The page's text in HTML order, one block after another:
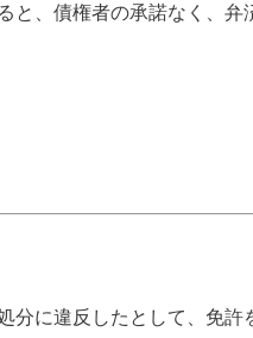
と、債権者の承諾なく、
分に違反したとして、免